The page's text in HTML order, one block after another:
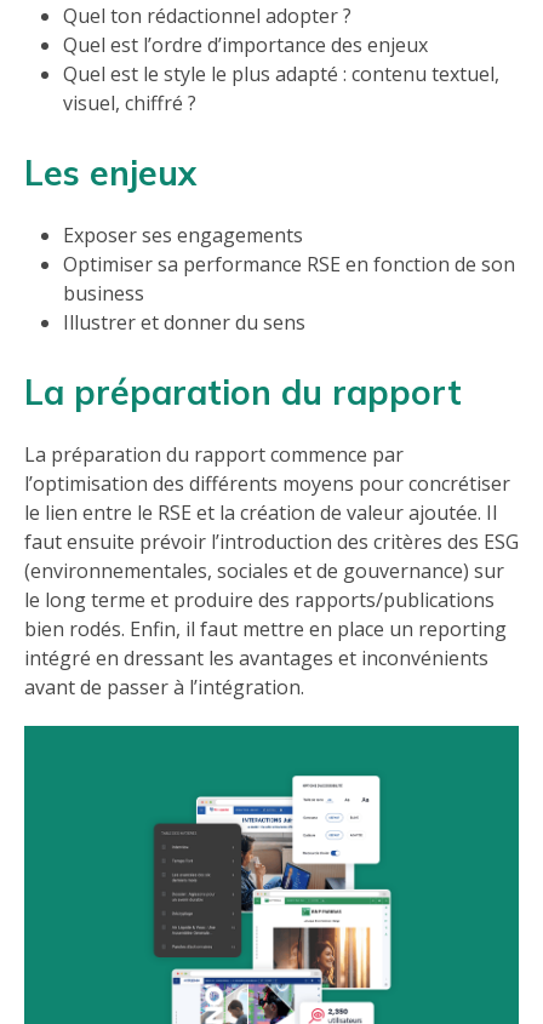
Quel ton rédactionnel adopter ?
Quel est l’ordre d’importance des enjeux
Quel est le style le plus adapté : contenu textuel,
visuel, chiffré ?
Les enjeux
Exposer ses engagements
Optimiser sa performance RSE en fonction de son
business
Illustrer et donner du sens
La préparation du rapport
La préparation du rapport commence par
l’optimisation des différents moyens pour concrétiser
le lien entre le RSE et la création de valeur ajoutée. Il
faut ensuite prévoir l’introduction des critères des ESG
(environnementales, sociales et de gouvernance) sur
le long terme et produire des rapports/publications
bien rodés. Enfin, il faut mettre en place un reporting
intégré en dressant les avantages et inconvénients
avant de passer à l’intégration.